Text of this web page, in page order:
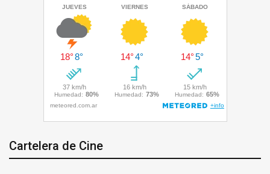
Cartelera de Cine